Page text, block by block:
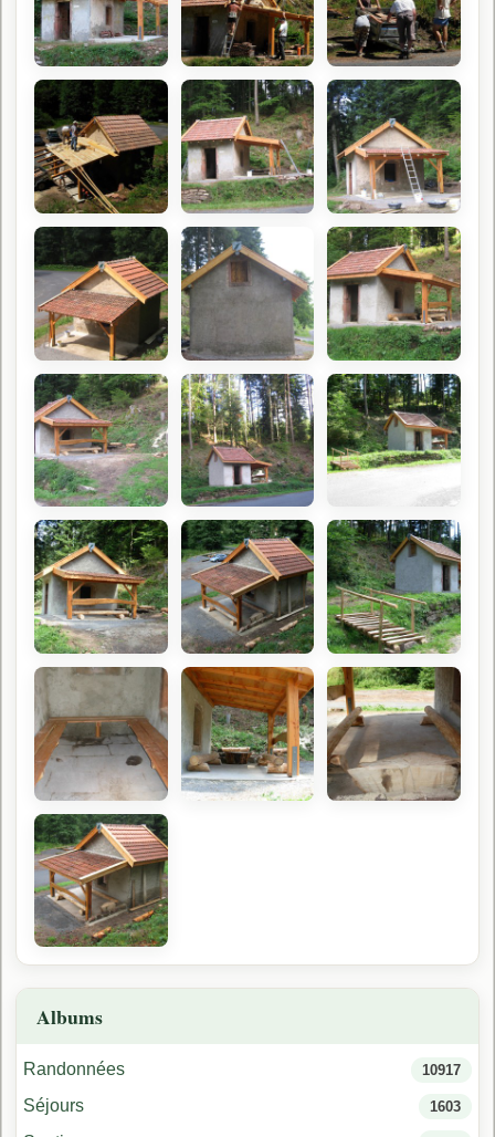
Albums
Randonnées 10917
Séjours 1603